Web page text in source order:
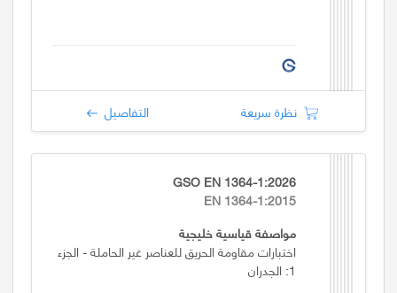
نظرة سريعة التفاصيل
GSO EN 1364-1:2026
EN 1364-1:2015
مواصفة قياسية خليجية
اختبارات مقاومة الحريق للعناصر غير الحاملة - الجزء
1: الجدران